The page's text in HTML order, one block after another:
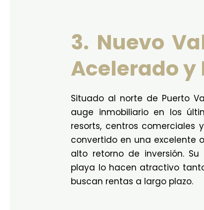
3. Nuevo
Acelerado y
Situado al norte de Puerto
auge inmobiliario en los
resorts, centros comerciales
convertido en una excelente
alto retorno de inversión.
playa lo hacen atractivo
buscan rentas a largo plazo.